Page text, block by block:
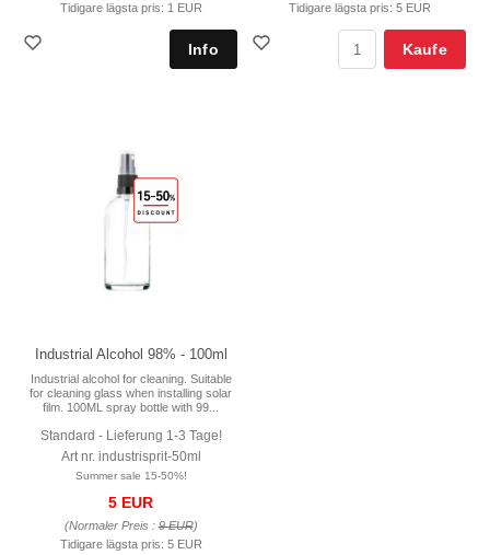
Tidigare lägsta pris: 1 EUR
Tidigare lägsta pris: 5 EUR
Kaufe
Industrial Alcohol 98% - 100ml
Industrial alcohol for cleaning. Suitable
for cleaning glass when installing solar
film. 100ML spray bottle with 99...
Standard - Lieferung 1-3 Tage!
Art nr. industrisprit-50ml
Summer sale 15-50%!
5 EUR
(Normaler Preis :9 EUR)
Tidigare lägsta pris: 5 EUR